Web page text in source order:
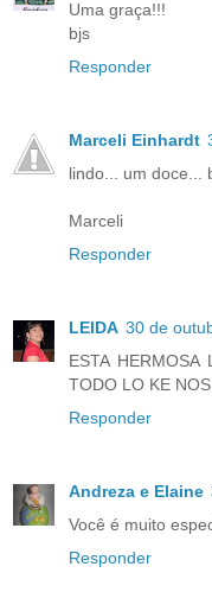
Uma graça!!!
bjs
Responder
Marceli Einhardt
lindo... um doce...
Marceli
Responder
LEIDA 30 de
ESTA HERMOSA
TODO LO KE NOS
Responder
Andreza e Elaine
Você é muito
Responder